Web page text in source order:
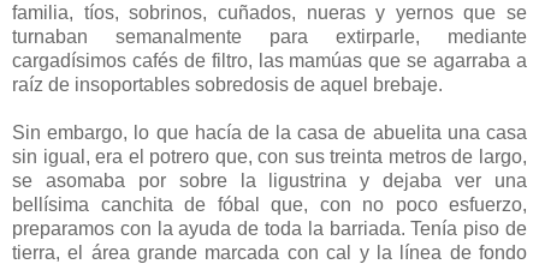
familia, tíos, sobrinos, cuñados, nueras y yernos que se
turnaban semanalmente para extirparle, mediante
cargadísimos cafés de filtro, las mamúas que se agarraba a
raíz de insoportables sobredosis de aquel brebaje.
Sin embargo, lo que hacía de la casa de abuelita una casa
sin igual, era el potrero que, con sus treinta metros de largo,
se asomaba por sobre la ligustrina y dejaba ver una
bellísima canchita de fóbal que, con no poco esfuerzo,
preparamos con la ayuda de toda la barriada. Tenía piso de
tierra, el área grande marcada con cal y la línea de fondo